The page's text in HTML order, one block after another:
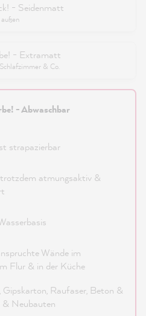
- Seidenmatt
- Extramatt
& Co.
- Abwaschbar
strapazierbar
atmungsaktiv &
Wände im
Flur & in der Küche
Gipskarton, Raufaser, Beton &
Neubauten